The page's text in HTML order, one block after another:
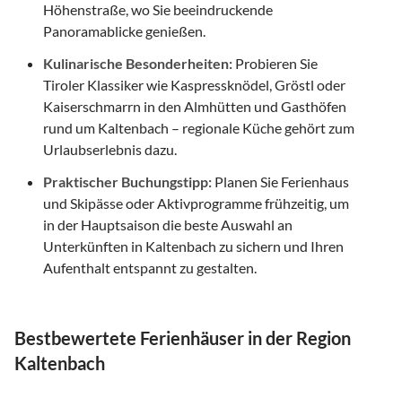
Höhenstraße, wo Sie beeindruckende
Panoramablicke genießen.
Kulinarische Besonderheiten: Probieren Sie
Tiroler Klassiker wie Kaspressknödel, Gröstl oder
Kaiserschmarrn in den Almhütten und Gasthöfen
rund um Kaltenbach – regionale Küche gehört zum
Urlaubserlebnis dazu.
Praktischer Buchungstipp: Planen Sie Ferienhaus
und Skipässe oder Aktivprogramme frühzeitig, um
in der Hauptsaison die beste Auswahl an
Unterkünften in Kaltenbach zu sichern und Ihren
Aufenthalt entspannt zu gestalten.
Bestbewertete Ferienhäuser in der Region
Kaltenbach